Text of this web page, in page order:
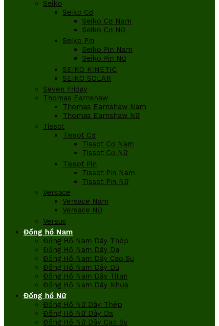
Seiko
Seiko Cơ
Seiko Cơ Nam
Seiko Cơ Nữ
Seiko Pin
Seiko Pin Nam
Seiko Pin Nữ
SEIKO KINETIC
SEIKO SOLAR
Seven Friday
Thomas Earnshaw
Thomas Earnshaw Nam
Thomas Earnshaw Nữ
Tissot
Tissot Cơ
Tissot Cơ Nam
Tissot Cơ Nữ
Tissot Pin
Tissot Pin Nam
Tissot Pin Nữ
Versace
Versace Nam
Versace Nữ
Versus
Đồng hồ Nam
Đồng Hồ Nam Dây Thép
Đồng Hồ Nam Dây Da
Đồng Hồ Nam Dây Cao Su
Đồng Hồ Nam Dây Dù
Đồng Hồ Nam Dây Titan
Đồng Hồ Nam Dây Nhựa
Đồng hồ Nữ
Đồng Hồ Nữ Dây Thép
Đồng Hồ Nữ Dây Da
Đồng Hồ Nữ Dây Cao Su